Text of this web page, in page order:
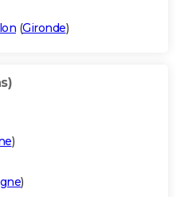
(Gironde)
)
)